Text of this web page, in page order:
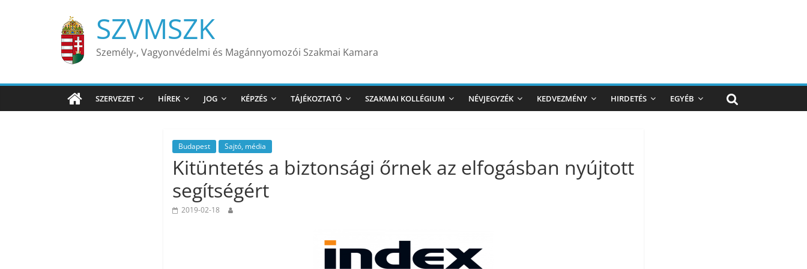
SZVMSZK
Személy-, Vagyonvédelmi és Magánnyomozói Szakmai Kamara
SZERVEZET HÍREK JOG KÉPZÉS TÁJÉKOZTATÓ SZAKMAI KOLLÉGIUM NÉVJEGYZÉK KEDVEZMÉNY HIRDETÉS EGYÉB
Budapest Sajtó, média
Kitüntetés a biztonsági őrnek az elfogásban nyújtott
segítségért
2019-02-18